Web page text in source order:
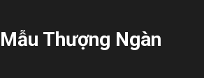
Thượng Ngàn